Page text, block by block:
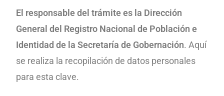
El responsable del trámite es la Dirección
General del Registro Nacional de Población e
Identidad de la Secretaría de Gobernación. Aquí
se realiza la recopilación de datos personales
para esta clave.